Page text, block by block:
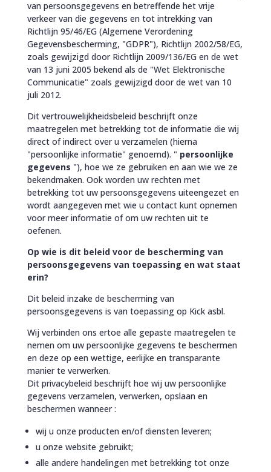
van persoonsgegevens en betreffende het vrije
verkeer van die gegevens en tot intrekking van
Richtlijn 95/46/EG (Algemene Verordening
Gegevensbescherming, "GDPR"), Richtlijn 2002/58/EG,
zoals gewijzigd door Richtlijn 2009/136/EG en de wet
van 13 juni 2005 bekend als de "Wet Elektronische
Communicatie" zoals gewijzigd door de wet van 10
juli 2012.
Dit vertrouwelijkheidsbeleid beschrijft onze
maatregelen met betrekking tot de informatie die wij
direct of indirect over u verzamelen (hierna
"persoonlijke informatie" genoemd). " persoonlijke
gegevens "), hoe we ze gebruiken en aan wie we ze
bekendmaken. Ook worden uw rechten met
betrekking tot uw persoonsgegevens uiteengezet en
wordt aangegeven met wie u contact kunt opnemen
voor meer informatie of om uw rechten uit te
oefenen.
Op wie is dit beleid voor de bescherming van
persoonsgegevens van toepassing en wat staat
erin?
Dit beleid inzake de bescherming van
persoonsgegevens is van toepassing op Kick asbl.
Wij verbinden ons ertoe alle gepaste maatregelen te
nemen om uw persoonlijke gegevens te beschermen
en deze op een wettige, eerlijke en transparante
manier te verwerken.
Dit privacybeleid beschrijft hoe wij uw persoonlijke
gegevens verzamelen, verwerken, opslaan en
beschermen wanneer :
wij u onze producten en/of diensten leveren;
u onze website gebruikt;
alle andere handelingen met betrekking tot onze